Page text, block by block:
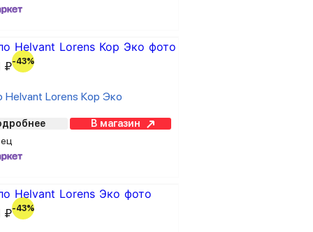
₽-43%
Helvant Lorens Кор Эко
В магазин
₽-43%